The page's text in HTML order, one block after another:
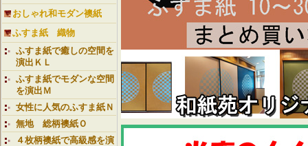
おしゃれ和モダン襖紙
ふすま紙 織物
ふすま紙で癒しの空間を
演出ＫＬ
ふすま紙でモダンな空間
を演出Ｍ
女性に人気のふすま紙Ｎ
無地 総柄襖紙Ｏ
４枚柄襖紙で高級感を演